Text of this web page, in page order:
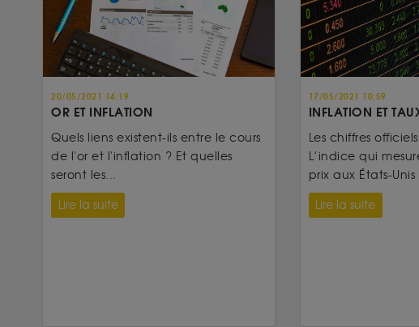
20/05/2021 14:19
OR ET INFLATION
Quels liens existent-ils entre le cours
de l'or et l'inflation ? Et quelles
seront les...
Lire la suite
17/05/2021 10:59
INFLATION ET
Les chiffres
L’indice qui
prix aux États-Unis
Lire la suite